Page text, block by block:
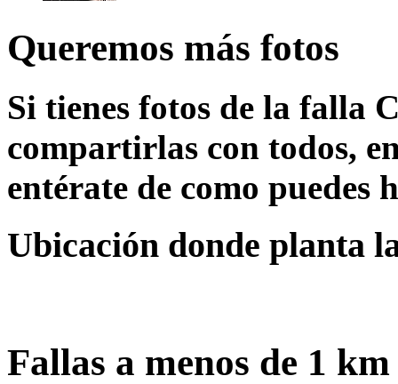
Queremos más fotos
Si tienes fotos de la falla
compartirlas con todos,
entérate de como puedes
Ubicación donde planta
Fallas a menos de 1